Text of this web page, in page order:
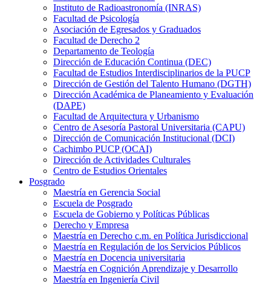
Instituto de Radioastronomía (INRAS)
Facultad de Psicología
Asociación de Egresados y Graduados
Facultad de Derecho 2
Departamento de Teología
Dirección de Educación Continua (DEC)
Facultad de Estudios Interdisciplinarios de la PUCP
Dirección de Gestión del Talento Humano (DGTH)
Dirección Académica de Planeamiento y Evaluación
(DAPE)
Facultad de Arquitectura y Urbanismo
Centro de Asesoría Pastoral Universitaria (CAPU)
Dirección de Comunicación Institucional (DCI)
Cachimbo PUCP (OCAI)
Dirección de Actividades Culturales
Centro de Estudios Orientales
Posgrado
Maestría en Gerencia Social
Escuela de Posgrado
Escuela de Gobierno y Políticas Públicas
Derecho y Empresa
Maestría en Derecho c.m. en Política Jurisdiccional
Maestría en Regulación de los Servicios Públicos
Maestría en Docencia universitaria
Maestría en Cognición Aprendizaje y Desarrollo
Maestría en Ingeniería Civil